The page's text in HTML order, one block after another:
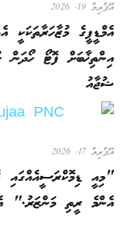
އޭޕްރިލް 19, 2026
އެމްޑީޕީގެ މުޒާހަރާތަކަކީ
އިންތިޚާބަށް ފޮޓޯ ހޯދަން
ޝުޖާއު
އޭޕްރިލް 17, 2026
"މިއީ ޑިމޮކްރަސީއެއްގައި
އެންމެ ރީތި މަންޒަރު."